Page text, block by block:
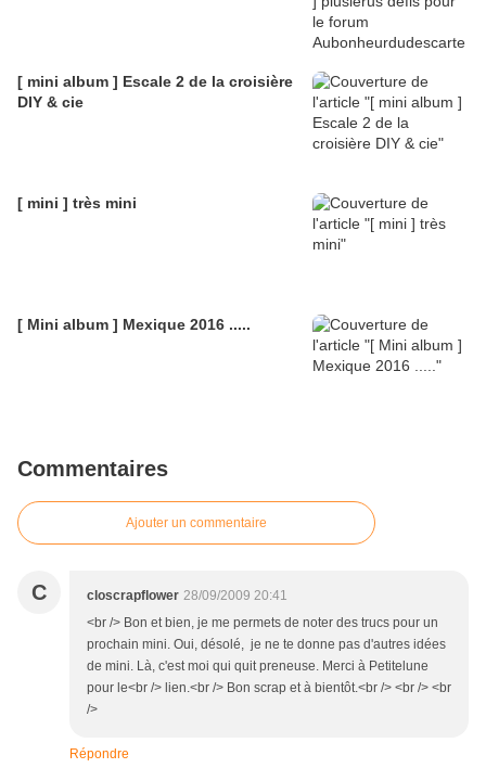
[ mini album ] Escale 2 de la croisière
DIY & cie
[ mini ] très mini
[ Mini album ] Mexique 2016 .....
Commentaires
Ajouter un commentaire
C closcrapflower 28/09/2009 20:41
<br /> Bon et bien, je me permets de noter des trucs pour un
prochain mini. Oui, désolé, je ne te donne pas d'autres idées
de mini. Là, c'est moi qui quit preneuse. Merci à Petitelune
pour le<br /> lien.<br /> Bon scrap et à bientôt.<br /> <br /> <br
/>
Répondre